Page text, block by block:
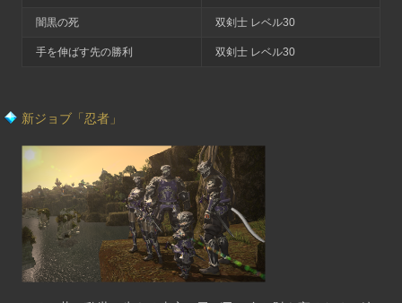
闇黒の死 双剣士 レベル30
手を伸ばす先の勝利 双剣士 レベル30
新ジョブ「忍者」